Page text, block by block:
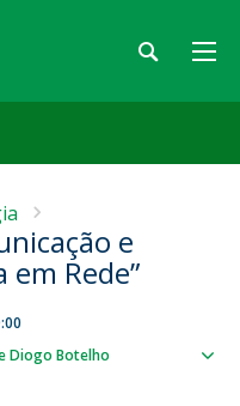
e
em Rede”
Diogo Botelho